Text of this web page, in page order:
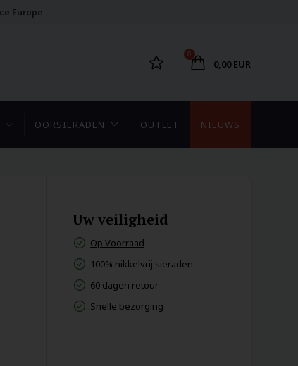
Europe
0
0,00 EUR
OORSIERADEN OUTLET NIEUWS
Uw veiligheid
Op Voorraad
100% nikkelvrij sieraden
60 dagen retour
Snelle bezorging